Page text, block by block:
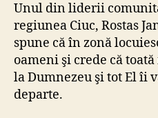
Unul din liderii
regiunea Ciuc, Rostas
spune că în zonă
oameni şi crede că
la Dumnezeu şi tot El îi
departe.